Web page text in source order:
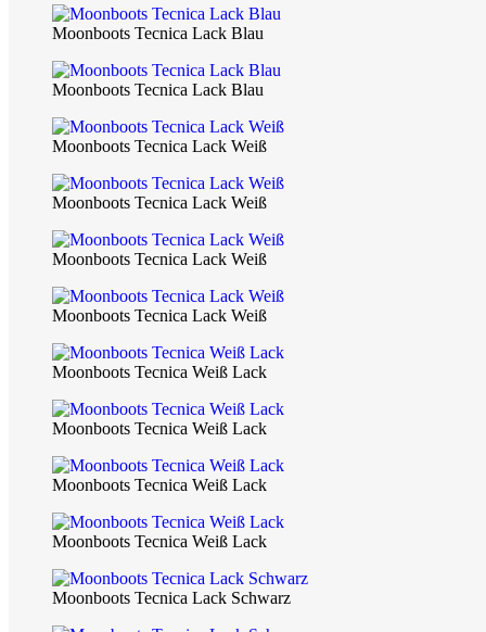
Moonboots Tecnica Lack Blau
Moonboots Tecnica Lack Blau
Moonboots Tecnica Lack Weiß
Moonboots Tecnica Lack Weiß
Moonboots Tecnica Lack Weiß
Moonboots Tecnica Lack Weiß
Moonboots Tecnica Weiß Lack
Moonboots Tecnica Weiß Lack
Moonboots Tecnica Weiß Lack
Moonboots Tecnica Weiß Lack
Moonboots Tecnica Lack Schwarz